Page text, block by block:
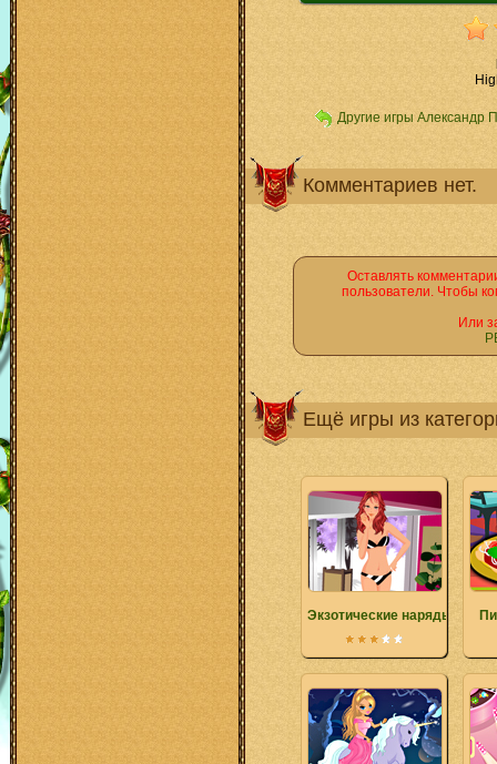
Другие игры Александр
Комментариев нет.
Оставлять
пользователи. Чтобы
Или
Ещё игры из
Экзотические наряды